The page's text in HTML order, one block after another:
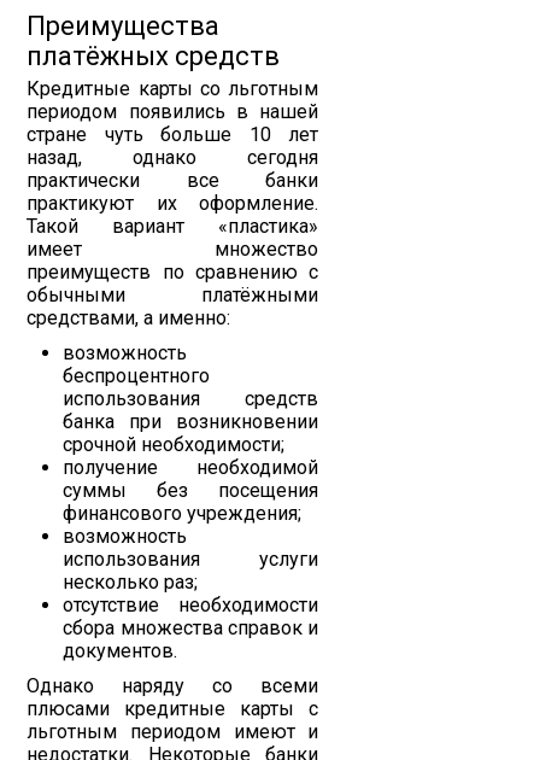
Преимущества
платёжных средств
Кредитные карты со льготным
периодом появились в нашей
стране чуть больше 10 лет
назад, однако сегодня
практически все банки
практикуют их оформление.
Такой вариант «пластика»
имеет множество
преимуществ по сравнению с
обычными платёжными
средствами, а именно:
возможность
беспроцентного
использования средств
банка при возникновении
срочной необходимости;
получение необходимой
суммы без посещения
финансового учреждения;
возможность
использования услуги
несколько раз;
отсутствие необходимости
сбора множества справок и
документов.
Однако наряду со всеми
плюсами кредитные карты с
льготным периодом имеют и
недостатки. Некоторые банки